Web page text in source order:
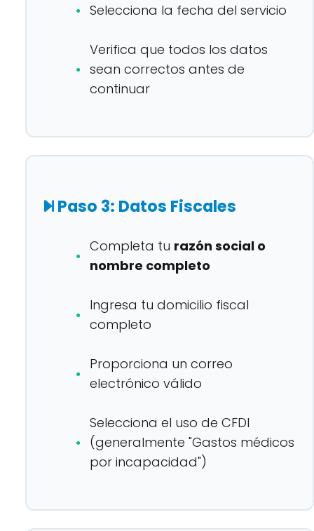
Selecciona la fecha del servicio
Verifica que todos los datos
sean correctos antes de
continuar
Paso 3: Datos Fiscales
Completa tu razón social o
nombre completo
Ingresa tu domicilio fiscal
completo
Proporciona un correo
electrónico válido
Selecciona el uso de CFDI
(generalmente "Gastos médicos
por incapacidad")